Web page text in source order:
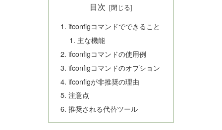
目次
ifconfigコマンドでできること
主な機能
ifconfigコマンドの使用例
ifconfigコマンドのオプション
ifconfigが非推奨の理由
注意点
推奨される代替ツール